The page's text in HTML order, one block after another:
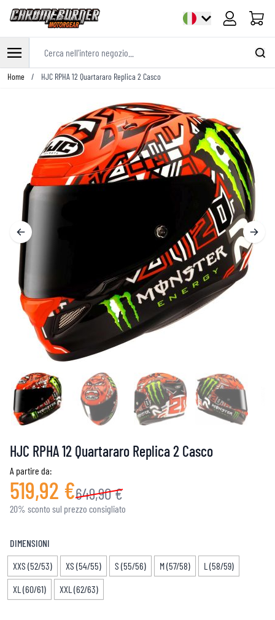
Cart
Salta al contenuto
Home / HJC RPHA 12 Quartararo Replica 2 Casco
HJC RPHA 12 Quartararo Replica 2 Casco
A partire da:
519,92 €649,90 €
20% sconto sul prezzo consigliato
DIMENSIONI
XXS (52/53)
XS (54/55) S (55/56) M (57/58)
L (58/59)
XL (60/61)
XXL (62/63)